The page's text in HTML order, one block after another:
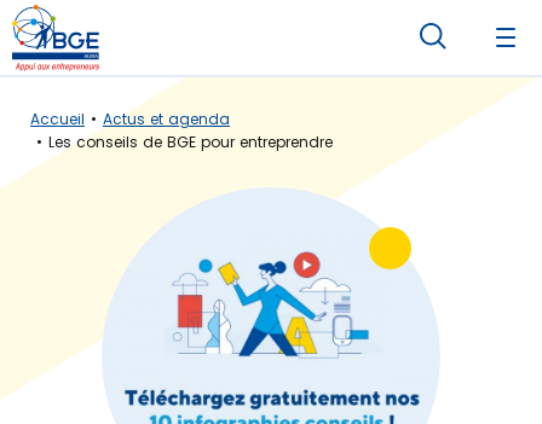
Accueil
Actus et agenda
Les conseils de BGE pour entreprendre